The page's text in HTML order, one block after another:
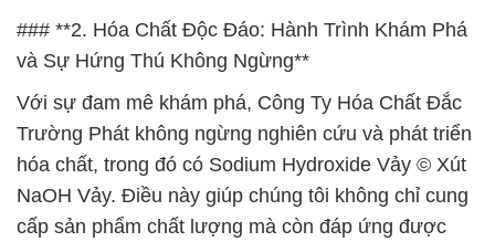
### **2. Hóa Chất Độc Đáo: Hành Trình Khám Phá
và Sự Hứng Thú Không Ngừng**
Với sự đam mê khám phá, Công Ty Hóa Chất Đắc
Trường Phát không ngừng nghiên cứu và phát triển
hóa chất, trong đó có Sodium Hydroxide Vảy © Xút
NaOH Vảy. Điều này giúp chúng tôi không chỉ cung
cấp sản phẩm chất lượng mà còn đáp ứng được